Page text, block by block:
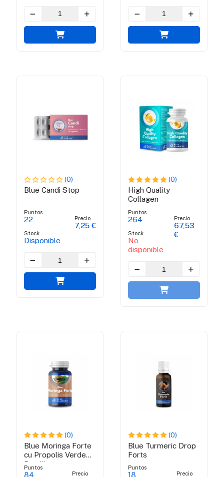
(0)
Blue Candi Stop
Puntos
22
Stock
Disponible
Precio
7,25 €
(0)
High Quality
Collagen
Puntos
264
Stock
No
disponible
Precio
67,53
€
(0)
Blue Moringa Forte
cu Propolis Verde
Brazilian
Puntos
84 Precio
(0)
Blue Turmeric Drop
Forts
Puntos
18 Precio